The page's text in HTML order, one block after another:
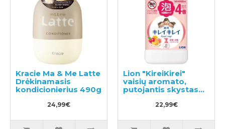
Kracie Ma & Me Latte
Drėkinamasis
kondicionierius 490g
24,99€
Lion "KireiKirei"
vaisių aromato,
putojantis skystas
muilas papildymas
22,99€